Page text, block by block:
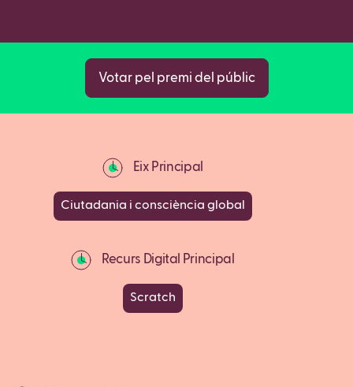
Votar pel premi del públic
Eix Principal
Ciutadania i consciència global
Recurs Digital Principal
Scratch